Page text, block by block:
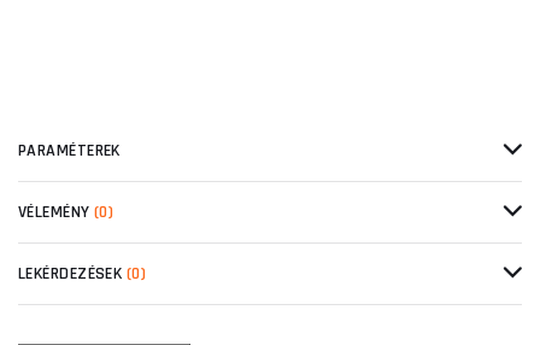
PARAMÉTEREK
VÉLEMÉNY (0)
LEKÉRDEZÉSEK (0)